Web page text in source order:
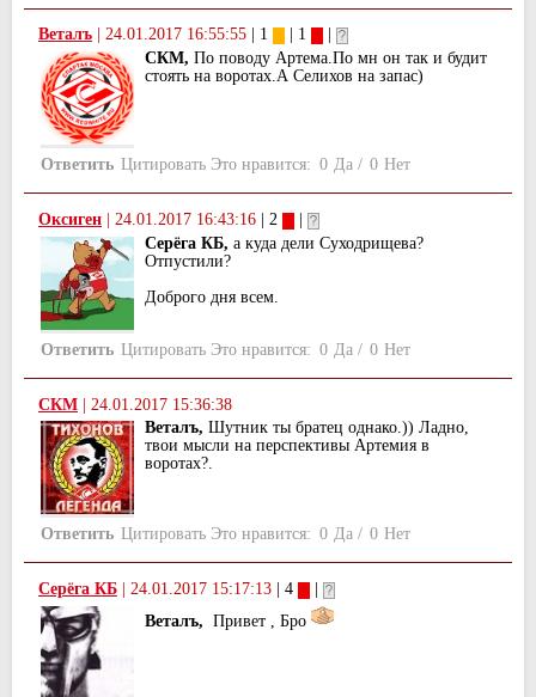
Веталъ 24.01.2017 16:55:55 | 1 | 1
СКМ, По поводу Артема.По мн он так и будит
стоять на воротах.А Селихов на запас)
Ответить Цитировать Это нравится: 0 Да / 0 Нет
Оксиген 24.01.2017 16:43:16 | 2
Серёга КБ, а куда дели Суходрищева?
Отпустили?
Доброго дня всем.
Ответить Цитировать Это нравится: 0 Да / 0 Нет
СКМ
24.01.2017 15:36:38
Веталъ, Шутник ты братец однако.)) Ладно,
твои мысли на перспективы Артемия в
воротах?.
Ответить Цитировать Это нравится: 0 Да / 0 Нет
Серёга КБ 24.01.2017 15:17:13 | 4
Веталъ, Привет , Бро